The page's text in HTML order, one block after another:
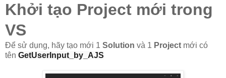
Khởi tạo Project mới trong
VS
Để sử dụng, hãy tạo mới 1 Solution và 1 Project mới có
tên GetUserInput_by_AJS